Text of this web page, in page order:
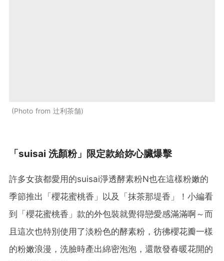
Photo from 辻利茶舗
「suisai 洗顏粉」限定款給妳心臟爆擊
許多女孩都愛用的suisai淨透酵素粉N也在這樣粉嫩的
季節推出「櫻花蜜桃香」以及「抹茶那堤香」！小編看
到「櫻花蜜桃香」款的外包裝就覺得戀愛感滿滿啊～而
且這次也特別使用了淡粉色的酵素粉，彷彿櫻花瓣一樣
的粉嫩浪漫，洗臉時產出綿密泡泡，還散發春暖花開的